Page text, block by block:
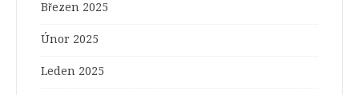
Březen 2025
Únor 2025
Leden 2025